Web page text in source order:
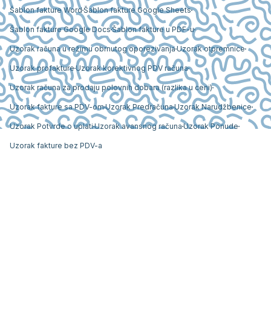
Šablon fakture Word Šablon fakture Google Sheets
Šablon fakture Google DocsŠablon fakture u PDF-u
Uzorak računa u režimu obrnutog oporezivanja Uzorak otpremnice
Uzorak profakture Uzorak korektivnog PDV računa
Uzorak računa za prodaju polovnih dobara (razlika u ceni)
Uzorak fakture sa PDV-omUzorak PredračunaUzorak Narudžbenice
Uzorak Potvrde o uplatiUzorak avansnog računa Uzorak Ponude
Uzorak fakture bez PDV-a